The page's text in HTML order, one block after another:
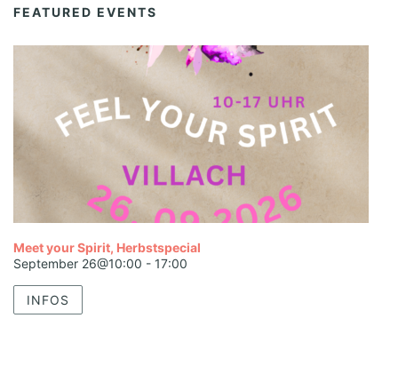
FEATURED EVENTS
Meet your Spirit, Herbstspecial
September 26@10:00 - 17:00
INFOS